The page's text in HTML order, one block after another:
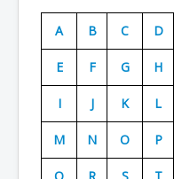
Escadrilles
Organisation
Avions
Personnels
Doctrines
A B C D
E F G H
I J K L
M N O P